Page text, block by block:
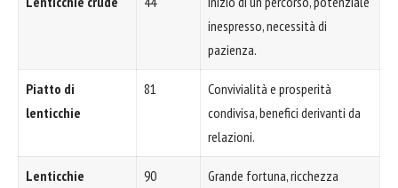
inespresso, necessità di
pazienza.
Piatto di
lenticchie
81
Convivialità e prosperità
condivisa, benefici derivanti da
relazioni.
Lenticchie
90
Grande fortuna, ricchezza